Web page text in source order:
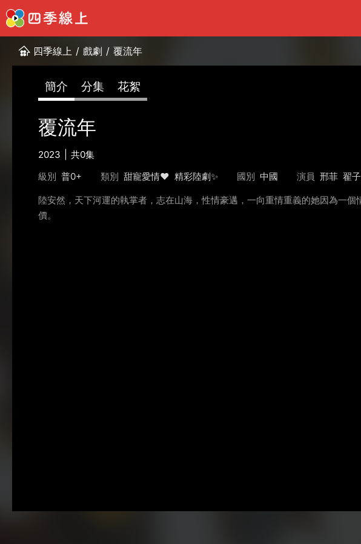
四季線上 / 戲劇 / 覆流年
簡介 分集 花絮
覆流年
2023
共0集
級別 普0+ 類別 甜寵愛情❤️ 精彩陸劇✨ 國別 中國 演員 邢菲 翟
陸安然，天下河運的執掌者，志在山海，性情豪邁，一向重情重義的她因為一
價。